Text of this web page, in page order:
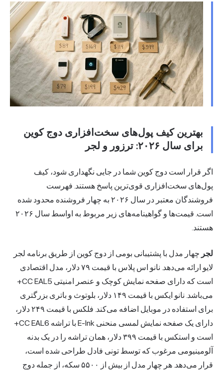
بهترین کیف پول‌های سخت‌افزاری دوج کوین
برای سال ۲۰۲۶: ترزور و لجر
اگر قرار است دوج کوین شما در جایی نگهداری شود، کیف
پول‌های سخت‌افزاری قوی‌ترین پاسخ هستند. فهرست
فروشندگان معتبر در سال ۲۰۲۶ به چهار فروشنده محدود شده
است. قیمت‌ها و گواهینامه‌های زیر مربوط به اواسط سال ۲۰۲۶
هستند.
لجر چهار مدل با پشتیبانی بومی از دوج کوین از طریق برنامه لجر
لایو ارائه می‌دهد. نانو اس پلاس با قیمت ۷۹ دلار، مدل اقتصادی
است که دارای صفحه نمایش کوچک و عنصر امنیتی CC EAL5+
می‌باشد. نانو ایکس با قیمت ۱۴۹ دلار، بلوتوث و باتری بزرگتری
برای استفاده در موبایل اضافه می‌کند. فلکس با قیمت ۲۴۹ دلار،
دارای یک صفحه نمایش لمسی منحنی E-Ink با تراشه CC EAL6+
است و استکس با قیمت ۳۹۹ دلار، همان تراشه را در یک بدنه
آلومینیومی مرغوب که توسط تونی فادل طراحی شده است،
قرار می‌دهد. هر چهار مدل از بیش از ۵۵۰۰ سکه، از جمله دوج